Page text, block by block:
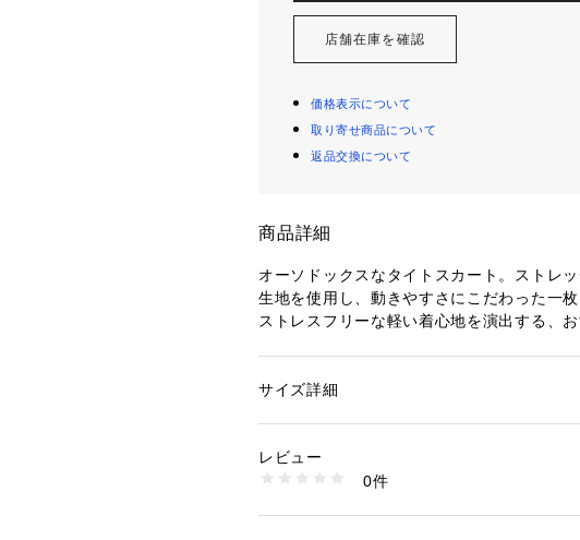
店舗在庫を確認
価格表示について
取り寄せ商品について
返品交換について
商品詳細
オーソドックスなタイトスカート。ストレ
生地を使用し、動きやすさにこだわった一
ストレスフリーな軽い着心地を演出する、
（検索タブで番号検索いただけます）
パンツ：127ー61001
※セットアップでご購入頂く場合カラーナ
性別：レディース
100％ （この商品の表地はトルコ製の生地を使用して
127-71001 （ショップ）
サイズ詳細
レビュー
0件